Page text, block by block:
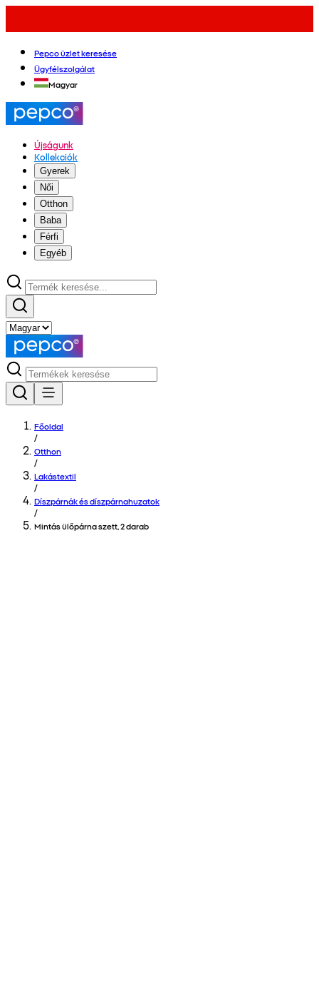
Pepco üzlet keresése
Ügyfélszolgálat
Magyar
Újságunk
Kollekciók
Gyerek
Női
Otthon
Baba
Férfi
Egyéb
Főoldal
/
Otthon
/
Lakástextil
/
Díszpárnák és díszpárnahuzatok
/
Mintás ülőpárna szett, 2 darab